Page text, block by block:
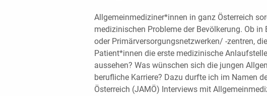
Allgemeinmediziner*innen in ganz Österreich
medizinischen Probleme der Bevölkerung. Ob in
oder Primärversorgungsnetzwerken/ -zentren,
Patient*innen die erste medizinische
aussehen? Was wünschen sich die jungen
berufliche Karriere? Dazu durfte ich im Namen
Österreich (JAMÖ) Interviews mit